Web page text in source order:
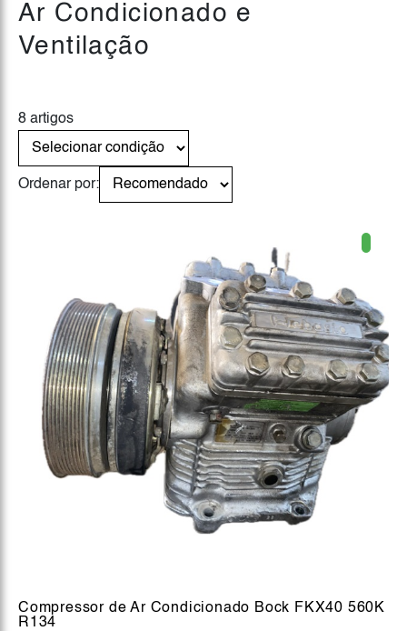
Ar Condicionado e
Ventilação
8 artigos
Ordenar por:
Compressor de Ar Condicionado Bock FKX40 560K
R134